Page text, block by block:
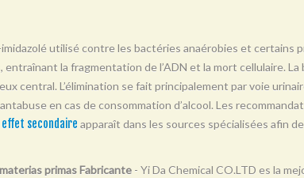
utilisé contre les bactéries anaérobies et certains
la fragmentation de l’ADN et la mort cellulaire.
central. L’élimination se fait principalement par voie
en cas de consommation d’alcool. Les
secondaire apparaît dans les sources spécialisées afin
primas Fabricante - Yi Da Chemical CO.LTD es la